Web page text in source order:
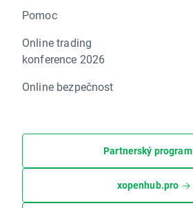
Pomoc
Online trading
konference 2026
Online bezpečnost
Partnerský program
xopenhub.pro